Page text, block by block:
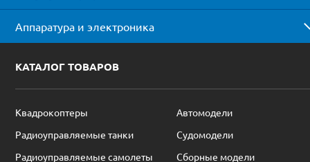
Аппаратура и электроника
КАТАЛОГ ТОВАРОВ
Квадрокоптеры
Автомодели
Радиоуправляемые танки
Судомодели
Радиоуправляемые самолеты
Сборные модели